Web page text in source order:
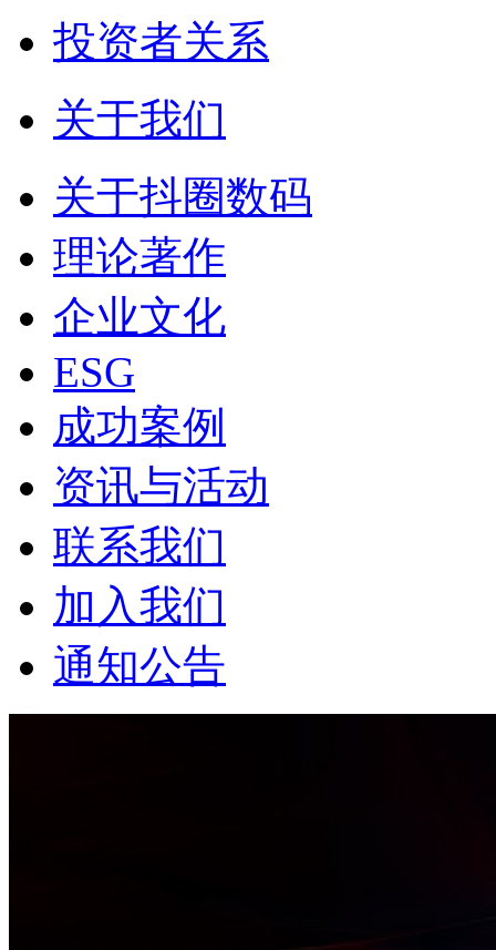
投资者关系
关于我们
关于抖圈数码
理论著作
企业文化
ESG
成功案例
资讯与活动
联系我们
加入我们
通知公告